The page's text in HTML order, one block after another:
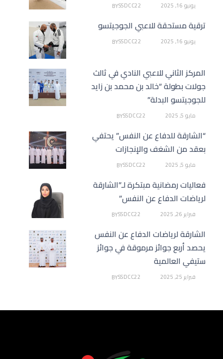
يونيو 16, 2025 BYSSDCC22
ترقية مستحقة للاعبي الجوجيتسو
يونيو 16, 2025 BYSSDCC22
المركز الثاني للاعبي النادي في ثالث
جولات بطولة “خالد بن محمد بن زايد
للجوجيتسو البدلة”
مايو 5, 2025 BYSSDCC22
“الشارقة للدفاع عن النفس” يحتفي
بعقد من الشغف والإنجازات
مايو 5, 2025 BYSSDCC22
فعاليات رمضانية مبتكرة لـ”الشارقة
لرياضات الدفاع عن النفس”
فبراير 26, 2025 BYSSDCC22
الشارقة لرياضات الدفاع عن النفس
يحصد أربع جوائز مرموقة في جوائز
ستيفي العالمية
فبراير 25, 2025 BYSSDCC22